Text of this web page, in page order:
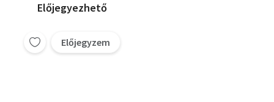
Előjegyezhető
Előjegyzem